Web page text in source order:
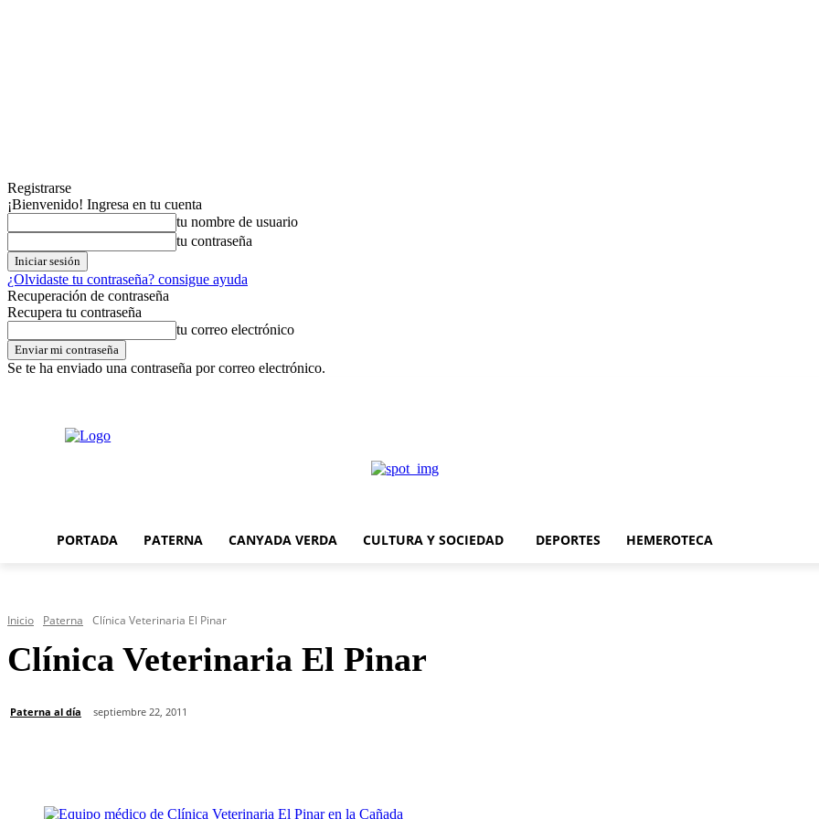
Registrarse
¡Bienvenido! Ingresa en tu cuenta
tu nombre de usuario
tu contraseña
¿Olvidaste tu contraseña? consigue ayuda
Recuperación de contraseña
Recupera tu contraseña
tu correo electrónico
Se te ha enviado una contraseña por correo electrónico.
PORTADA PATERNA CANYADA VERDA CULTURA Y SOCIEDAD DEPORTES HEMEROTECA
Inicio Paterna Clínica Veterinaria El Pinar
Clínica Veterinaria El Pinar
Paterna al día septiembre 22, 2011